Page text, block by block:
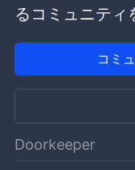
るコミュニティ
コミ
Doorkeeper